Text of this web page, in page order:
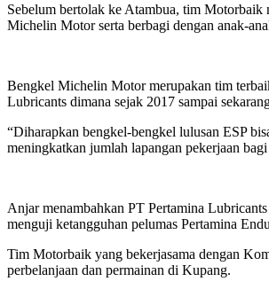
Sebelum bertolak ke Atambua, tim Motorbaik
Michelin Motor serta berbagi dengan anak-
Bengkel Michelin Motor merupakan tim
Lubricants dimana sejak 2017 sampai
“Diharapkan bengkel-bengkel lulusan ESP
meningkatkan jumlah lapangan pekerjaan
Anjar menambahkan PT Pertamina
menguji ketangguhan pelumas Pertamina
Tim Motorbaik yang bekerjasama dengan
perbelanjaan dan permainan di Kupang.